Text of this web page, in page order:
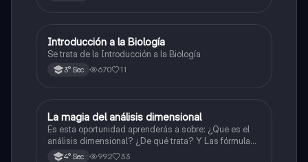
Biología
Introducción a la Biología
Se trata de la Introducción a la Biología
3° Sec 670 11
Física
La magia del análisis dimensional
Es esta oportunidad aprenderás a sobre: ¿Que es el
análisis dimensional? ¿De qué trata? Y Las fórmulas
de las magnitudes fundamentales y derivadas.
4° Sec 992 33